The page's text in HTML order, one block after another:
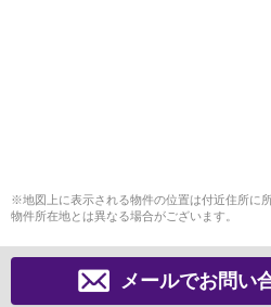
※地図上に表示される物件の位置は付近住所に
物件所在地とは異なる場合がございます。
メールでお問い